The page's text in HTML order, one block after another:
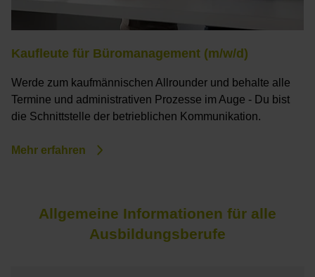
Kaufleute für Büromanagement (m/w/d)
Werde zum kaufmännischen Allrounder und behalte alle
Termine und administrativen Prozesse im Auge - Du bist
die Schnittstelle der betrieblichen Kommunikation.
Mehr erfahren
Allgemeine Informationen für alle
Ausbildungsberufe